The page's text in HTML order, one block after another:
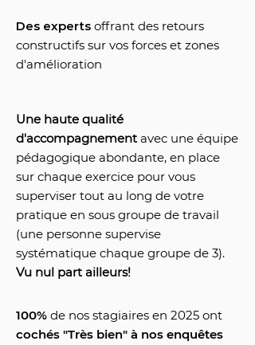
Des experts offrant des retours
constructifs sur vos forces et zones
d'amélioration
Une haute qualité
d'accompagnementavec une équipe
pédagogique abondante, en place
sur chaque exercice pour vous
superviser tout au long de votre
pratique en sous groupe de travail
(une personne supervise
systématique chaque groupe de 3).
Vu nul part ailleurs!
100% de nos stagiaires en 2025 ont
cochés "Très bien" à nos enquêtes